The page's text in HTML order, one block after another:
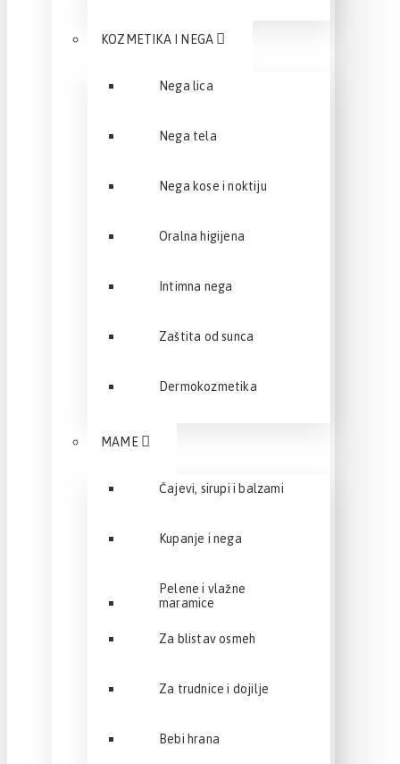
KOZMETIKA I NEGA
Nega lica
Nega tela
Nega kose i noktiju
Oralna higijena
Intimna nega
Zaštita od sunca
Dermokozmetika
MAME
Čajevi, sirupi i balzami
Kupanje i nega
Pelene i vlažne
maramice
Za blistav osmeh
Za trudnice i dojilje
Bebi hrana